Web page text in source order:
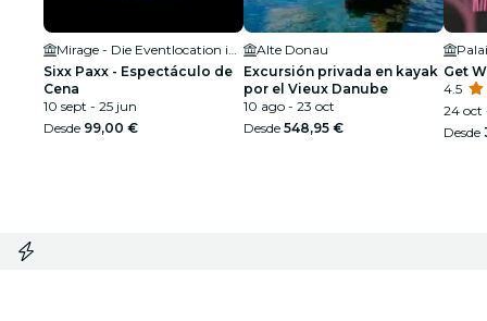
Sixx Paxx - Espectáculo de
Cena
10 sept - 25 jun
Desde 99,00 €
Alte Donau
Excursión privada en kayak
por el Vieux Danube
10 ago - 23 oct
Desde 548,95 €
Get
4.5
24 oct
Desde